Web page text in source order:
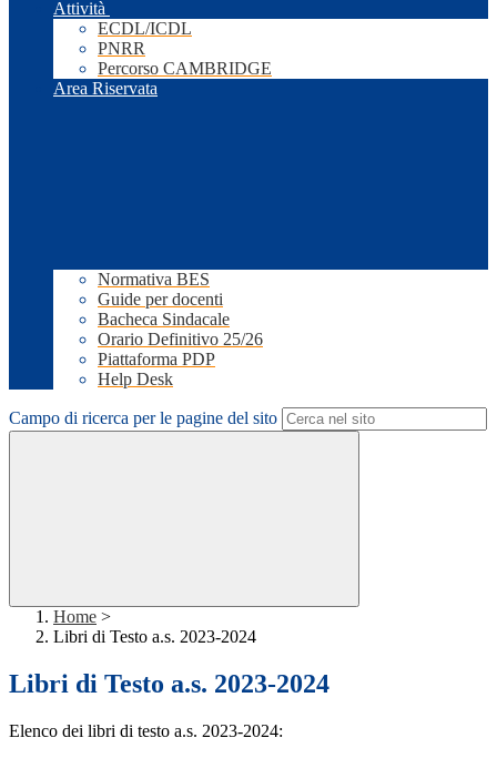
Attività
ECDL/ICDL
PNRR
Percorso CAMBRIDGE
Area Riservata
Normativa BES
Guide per docenti
Bacheca Sindacale
Orario Definitivo 25/26
Piattaforma PDP
Help Desk
Campo di ricerca per le pagine del sito
Home >
Libri di Testo a.s. 2023-2024
Libri di Testo a.s. 2023-2024
Elenco dei libri di testo a.s. 2023-2024: